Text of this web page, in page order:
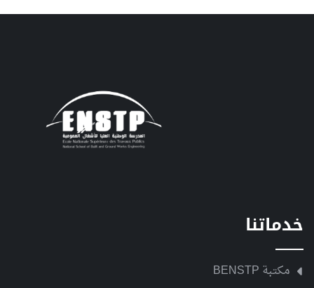
خدماتنا
مكتبة BENSTP